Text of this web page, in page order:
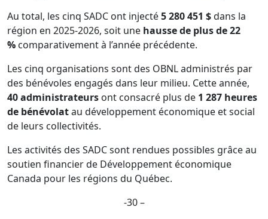
Au total, les cinq SADC ont injecté5 280 451 $dans la
région en 2025-2026, soit une hausse de plus de 22
% comparativement à l’année précédente.
Les cinq organisations sont des OBNL administrés par
des bénévoles engagés dans leur milieu. Cette année,
40 administrateurs ont consacré plus de 1 287 heures
de bénévolatau développement économique et social
de leurs collectivités.
Les activités des SADC sont rendues possibles grâce au
soutien financier de Développement économique
Canada pour les régions du Québec.
-30 –